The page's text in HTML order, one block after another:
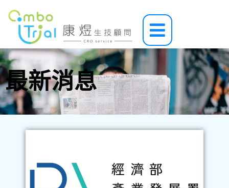
內
容
Main
Menu
最新消息